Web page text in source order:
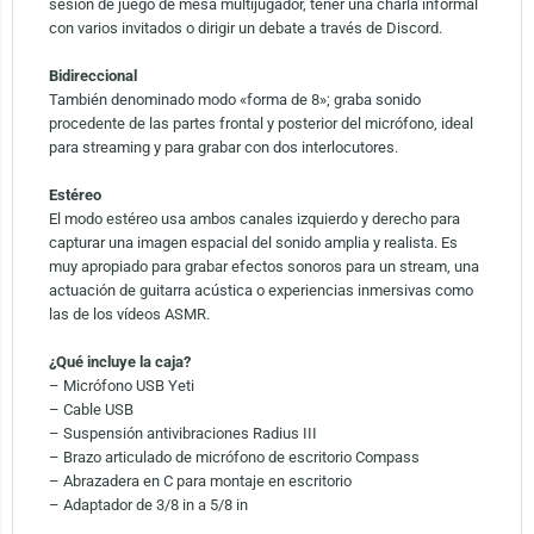
sesión de juego de mesa multijugador, tener una charla informal
con varios invitados o dirigir un debate a través de Discord.
Bidireccional
También denominado modo «forma de 8»; graba sonido
procedente de las partes frontal y posterior del micrófono, ideal
para streaming y para grabar con dos interlocutores.
Estéreo
El modo estéreo usa ambos canales izquierdo y derecho para
capturar una imagen espacial del sonido amplia y realista. Es
muy apropiado para grabar efectos sonoros para un stream, una
actuación de guitarra acústica o experiencias inmersivas como
las de los vídeos ASMR.
¿Qué incluye la caja?
– Micrófono USB Yeti
– Cable USB
– Suspensión antivibraciones Radius III
– Brazo articulado de micrófono de escritorio Compass
– Abrazadera en C para montaje en escritorio
– Adaptador de 3/8 in a 5/8 in